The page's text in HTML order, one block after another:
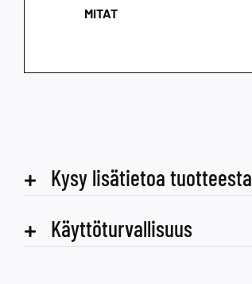
MITAT
Kysy lisätietoa tuotteesta
Käyttöturvallisuus